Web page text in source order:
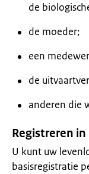
de
de moeder;
een
de
anderen die
Registreren in
U kunt uw
basisregistratie